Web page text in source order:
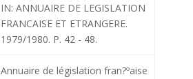
IN: ANNUAIRE DE LEGISLATION
FRANCAISE ET ETRANGERE.
1979/1980. P. 42 - 48.
Annuaire de législation fran?ºaise